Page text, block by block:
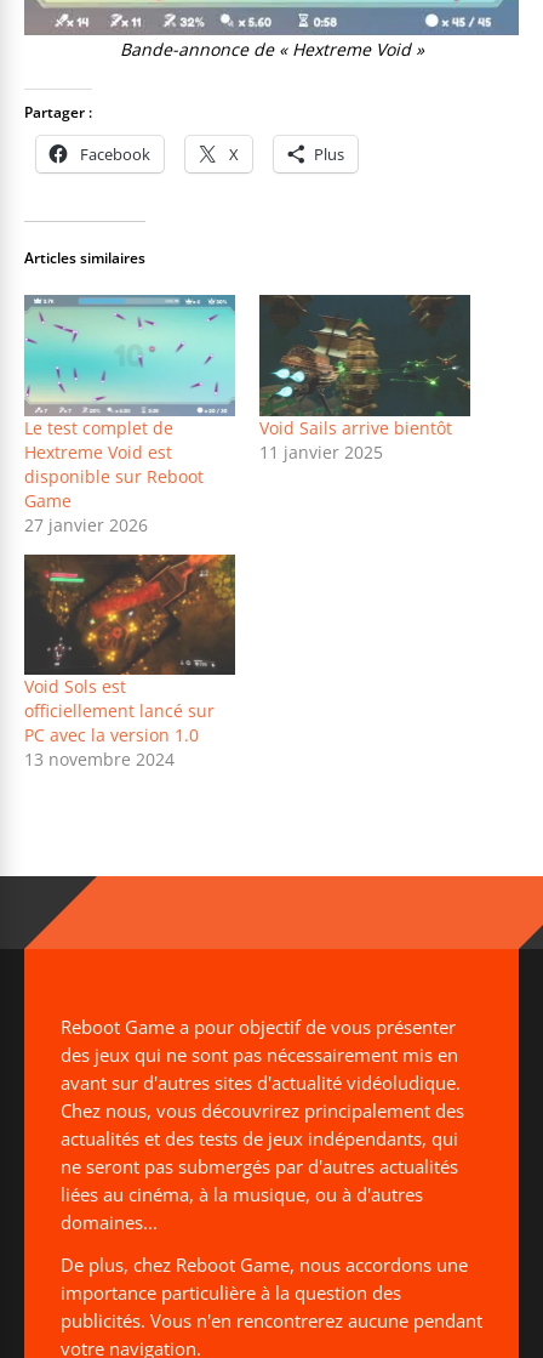
Bande-annonce de « Hextreme Void »
Partager :
Facebook X Plus
Articles similaires
Le test complet de
Hextreme Void est
disponible sur Reboot
Game
27 janvier 2026
Void Sails arrive bientôt
11 janvier 2025
Void Sols est
officiellement lancé sur
PC avec la version 1.0
13 novembre 2024
Reboot Game a pour objectif de vous présenter
des jeux qui ne sont pas nécessairement mis en
avant sur d'autres sites d'actualité vidéoludique.
Chez nous, vous découvrirez principalement des
actualités et des tests de jeux indépendants, qui
ne seront pas submergés par d'autres actualités
liées au cinéma, à la musique, ou à d'autres
domaines...
De plus, chez Reboot Game, nous accordons une
importance particulière à la question des
publicités. Vous n'en rencontrerez aucune pendant
votre navigation.